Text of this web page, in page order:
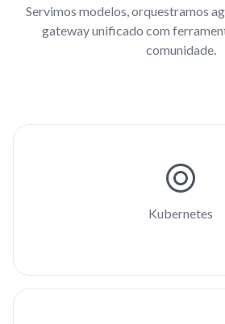
Servimos modelos, orquestramos
gateway unificado com
comunidade.
Kubernetes